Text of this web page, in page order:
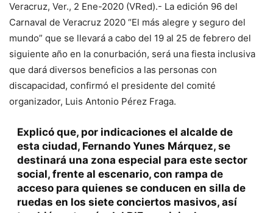
Veracruz, Ver., 2 Ene-2020 (VRed).- La edición 96 del
Carnaval de Veracruz 2020 “El más alegre y seguro del
mundo” que se llevará a cabo del 19 al 25 de febrero del
siguiente año en la conurbación, será una fiesta inclusiva
que dará diversos beneficios a las personas con
discapacidad, confirmó el presidente del comité
organizador, Luis Antonio Pérez Fraga.
Explicó que, por indicaciones el alcalde de
esta ciudad, Fernando Yunes Márquez, se
destinará una zona especial para este sector
social, frente al escenario, con rampa de
acceso para quienes se conducen en silla de
ruedas en los siete conciertos masivos, así